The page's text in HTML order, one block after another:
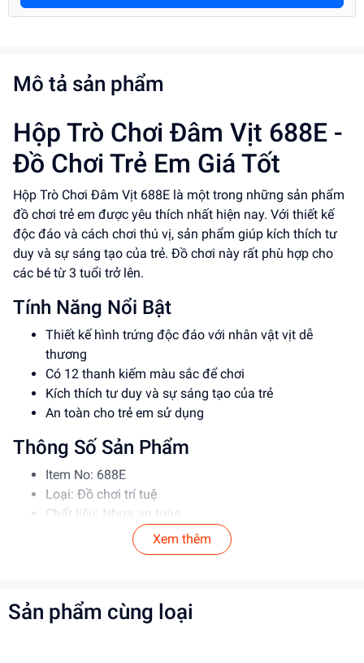
Mô tả sản phẩm
Hộp Trò Chơi Đâm Vịt 688E -
Đồ Chơi Trẻ Em Giá Tốt
Hộp Trò Chơi Đâm Vịt 688E là một trong những sản phẩm
đồ chơi trẻ em được yêu thích nhất hiện nay. Với thiết kế
độc đáo và cách chơi thú vị, sản phẩm giúp kích thích tư
duy và sự sáng tạo của trẻ. Đồ chơi này rất phù hợp cho
các bé từ 3 tuổi trở lên.
Tính Năng Nổi Bật
Thiết kế hình trứng độc đáo với nhân vật vịt dễ
thương
Có 12 thanh kiếm màu sắc để chơi
Kích thích tư duy và sự sáng tạo của trẻ
An toàn cho trẻ em sử dụng
Thông Số Sản Phẩm
Item No: 688E
Loại: Đồ chơi trí tuệ
Chất liệu: Nhựa an toàn
Độ tuổi phù hợp: Từ 3 tuổi trở lên
Bước 2: Mỗi người chơi chọn một màu kiếm
Xem thêm
Sản phẩm cùng loại